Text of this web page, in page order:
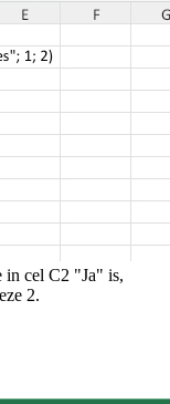
in cel C2 "Ja" is,
2.